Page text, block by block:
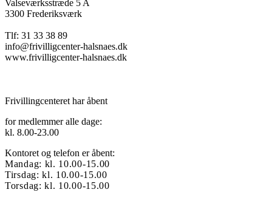
Valseværksstræde 5 A
3300 Frederiksværk
Tlf: 31 33 38 89
info@frivilligcenter-halsnaes.dk
www.frivilligcenter-halsnaes.dk
Frivillingcenteret har åbent
for medlemmer alle dage:
kl. 8.00-23.00
Kontoret og telefon er åbent:
Mandag: kl. 10.00-15.00
Tirsdag: kl. 10.00-15.00
Torsdag: kl. 10.00-15.00